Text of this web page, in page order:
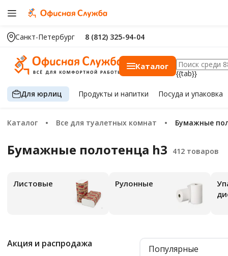
Санкт-Петербург 8 (812) 325-94-04
Каталог
{{tab}}
Для юрлиц Продуктыи напитки Посуда и упаковка
Каталог Все для туалетных комнат Бумажные
Бумажные полотенца h3
Листовые Рулонные
Упаковка-
Акция и распродажа Популярные